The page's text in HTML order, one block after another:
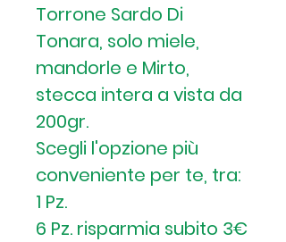
Torrone Sardo Di
Tonara, solo miele,
mandorle e Mirto,
stecca intera a vista da
200gr.
Scegli l'opzione più
conveniente per te, tra:
1 Pz.
6 Pz. risparmia subito 3€